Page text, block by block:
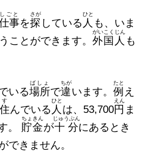
事
しごと
を探
さが
している 人
ひと
も、いま
うことができます。 外国人
がいこくじん
も
いる場所
ばしょ
で違
ちが
います。 例
たと
え
住
す
んでいる 人
ひと
は、53,700円
えん
ま
。 貯金
ちょきん
が十分
じゅうぶん
にあるとき
できません。